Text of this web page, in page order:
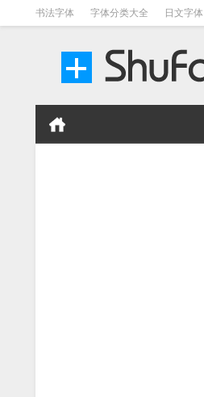
书法字体 字体分类大全 日文字体